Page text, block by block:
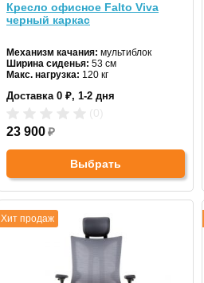
Кресло офисное Falto Viva
черный каркас
Механизм качания: мультиблок
Ширина сиденья: 53 см
Макс. нагрузка: 120 кг
Материал спинки:сетка
Доставка 0 ₽, 1-2 дня
23 900₽
Выбрать
Хит продаж